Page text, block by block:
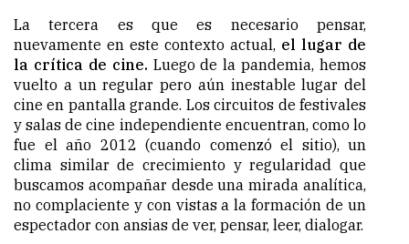
La tercera es que es necesario pensar,
nuevamente en este contexto actual, el lugar de
la crítica de cine. Luego de la pandemia, hemos
vuelto a un regular pero aún inestable lugar del
cine en pantalla grande. Los circuitos de festivales
y salas de cine independiente encuentran, como lo
fue el año 2012 (cuando comenzó el sitio), un
clima similar de crecimiento y regularidad que
buscamos acompañar desde una mirada analítica,
no complaciente y con vistas a la formación de un
espectador con ansias de ver, pensar, leer, dialogar.